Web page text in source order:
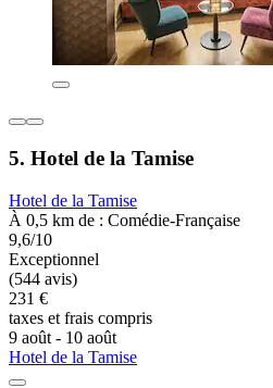
5. Hotel de la Tamise
Hotel de la Tamise
À 0,5 km de : Comédie-Française
9,6/10
Exceptionnel
(544 avis)
231 €
taxes et frais compris
9 août - 10 août
Hotel de la Tamise